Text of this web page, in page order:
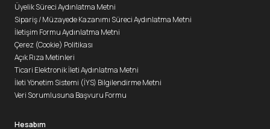
Üyelik Süreci Aydınlatma Metni
Sipariş / Müzayede Kazanımı Süreci Aydınlatma Metni
İletişim Formu Aydınlatma Metni
Çerez (Cookie) Politikası
Açık Rıza Metinleri
Ticari Elektronik İleti Aydınlatma Metni
İleti Yönetim Sistemi (İYS) Bilgilendirme Metni
Veri Sorumlusuna Başvuru Formu
Hesabım